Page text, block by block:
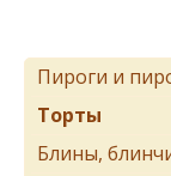
Пироги и
Торты
Блины,